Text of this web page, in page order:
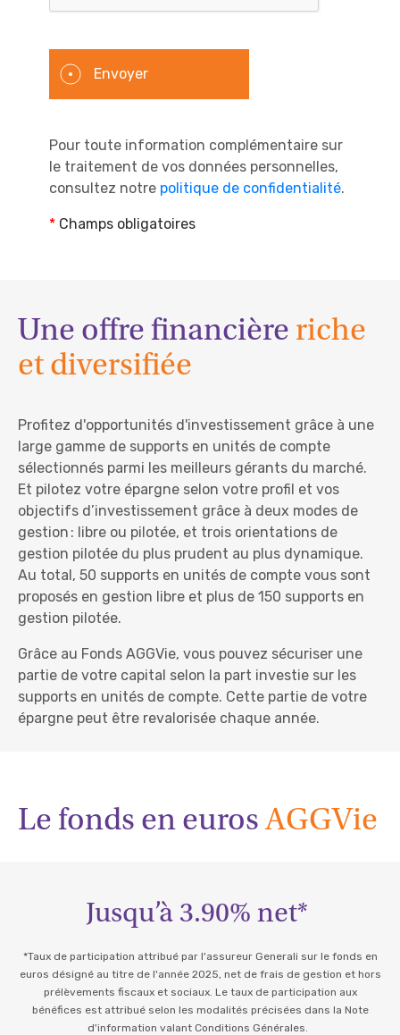
Envoyer
Pour toute information complémentaire sur
le traitement de vos données personnelles,
consultez notre politique de confidentialité.
* Champs obligatoires
Une offre financière riche
et diversifiée
Profitez d'opportunités d'investissement grâce à une
large gamme de supports en unités de compte
sélectionnés parmi les meilleurs gérants du marché.
Et pilotez votre épargne selon votre profil et vos
objectifs d’investissement grâce à deux modes de
gestion : libre ou pilotée, et trois orientations de
gestion pilotée du plus prudent au plus dynamique.
Au total, 50 supports en unités de compte vous sont
proposés en gestion libre et plus de 150 supports en
gestion pilotée.
Grâce au Fonds AGGVie, vous pouvez sécuriser une
partie de votre capital selon la part investie sur les
supports en unités de compte. Cette partie de votre
épargne peut être revalorisée chaque année.
Le fonds en eurosAGGVie
Jusqu’à 3.90% net*
*Taux de participation attribué par l'assureur Generali sur le fonds en
euros désigné au titre de l'année 2025, net de frais de gestion et hors
prélèvements fiscaux et sociaux. Le taux de participation aux
bénéfices est attribué selon les modalités précisées dans la Note
d'information valant Conditions Générales.